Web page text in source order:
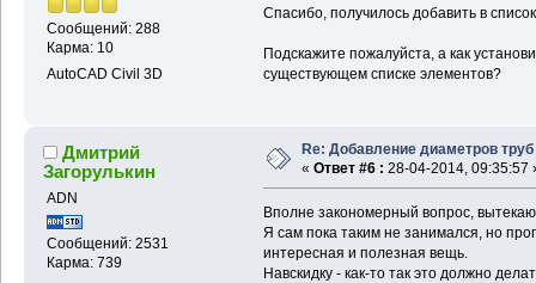
Сообщений: 288
Карма: 10
AutoCAD Civil 3D
Спасибо, получилось добавить в
Подскажите пожалуйста, а как
существующем списке элементов?
Дмитрий
Загорулькин
ADN
Сообщений: 2531
Карма: 739
Re: Добавление диаметров труб
« Ответ #6 : 28-04-2014, 09:35:57
Вполне закономерный вопрос,
Я сам пока таким не занимался, но
интересная и полезная вещь.
Навскидку - как-то так это должно